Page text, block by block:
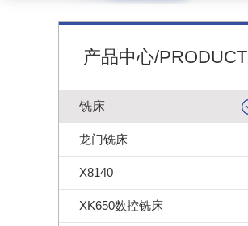
产品中心/PRODUCT
铣床
龙门铣床
X8140
XK650数控铣床